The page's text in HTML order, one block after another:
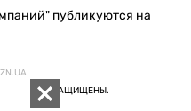
публикуются на
ВСЕ ПРАВА ЗАЩИЩЕНЫ.